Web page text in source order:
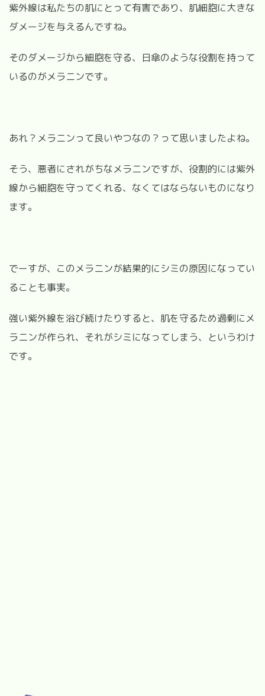
紫外線は私たちの肌にとって有害であり、肌細胞に大きな
ダメージを与えるんですね。
そのダメージから細胞を守る、日傘のような役割を持って
いるのがメラニンです。
あれ？メラニンって良いやつなの？って思いましたよね。
そう、悪者にされがちなメラニンですが、役割的には紫外
線から細胞を守ってくれる、なくてはならないものになり
ます。
でーすが、このメラニンが結果的にシミの原因になってい
ることも事実。
強い紫外線を浴び続けたりすると、肌を守るため過剰にメ
ラニンが作られ、それがシミになってしまう、というわけ
です。